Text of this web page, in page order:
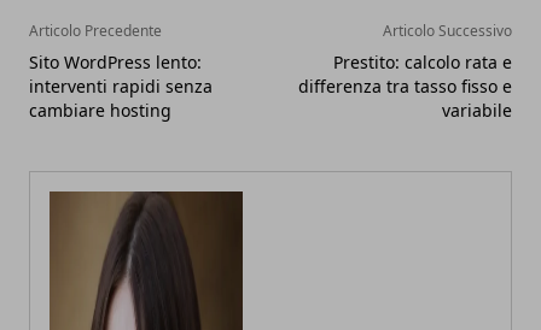
Articolo Precedente
Sito WordPress lento:
interventi rapidi senza
cambiare hosting
Articolo Successivo
Prestito: calcolo rata e
differenza tra tasso fisso e
variabile